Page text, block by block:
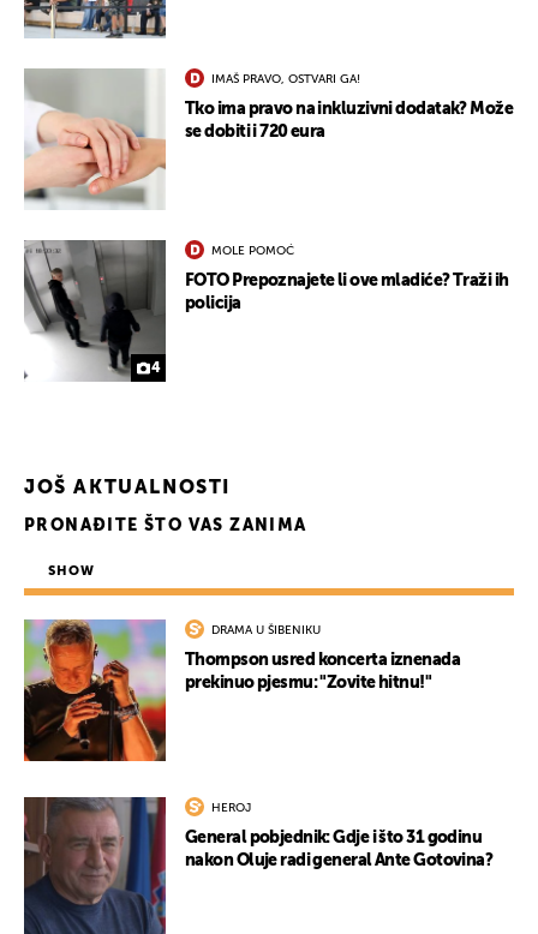
IMAŠ PRAVO, OSTVARI GA!
Tko ima pravo na inkluzivni dodatak? Može
se dobiti i 720 eura
4
MOLE POMOĆ
FOTO Prepoznajete li ove mladiće? Traži ih
policija
JOŠ AKTUALNOSTI
PRONAĐITE ŠTO VAS ZANIMA
SHOW
DRAMA U ŠIBENIKU
Thompson usred koncerta iznenada
prekinuo pjesmu: "Zovite hitnu!"
HEROJ
General pobjednik: Gdje i što 31 godinu
nakon Oluje radi general Ante Gotovina?